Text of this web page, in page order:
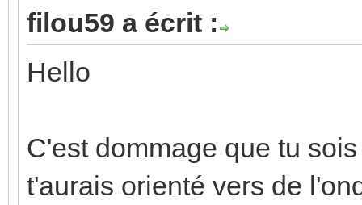
filou59 a écrit :
Hello
C'est dommage que tu
t'aurais orienté vers de